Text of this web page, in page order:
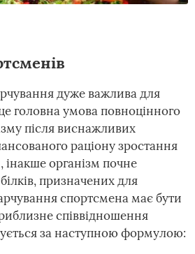
дуже важлива для
головна умова повноцінного
після виснажливих
раціону зростання
організм почне
призначених для
спортсмена має бути
співвідношення
за наступною формулою: